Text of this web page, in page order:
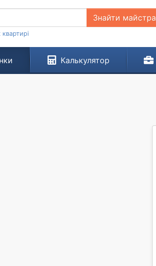
Знайти майстра
Калькулятор